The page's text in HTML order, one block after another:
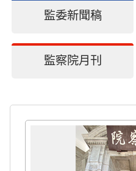
監委新聞稿
監察院月刊